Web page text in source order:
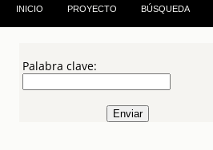
INICIO PROYECTO BÚSQUEDA
Palabra clave: